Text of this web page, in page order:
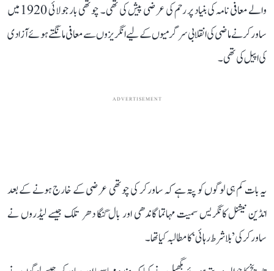
والے معافی نامہ کی بنیاد پر رحم کی عرضی پیش کی تھی۔ چوتھی بار جولائی 1920 میں
ساورکر نے ماضی کی انقلابی سرگرمیوں کے لیے انگریزوں سے معافی مانگتے ہوئے آزادی
کی اپیل کی تھی۔
ADVERTISEMENT
یہ بات کم ہی لوگوں کو پتہ ہے کہ ساورکر کی چوتھی عرضی کے خارج ہونے کے بعد
انڈین نیشنل کانگریس سمیت مہاتما گاندھی اور بال گنگا دھر تلک جیسے لیڈروں نے
ساورکر کی ’بلا شرط رہائی‘ کا مطالبہ کیا تھا۔